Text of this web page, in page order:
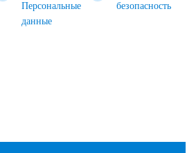
Персональные
данные
безопасность